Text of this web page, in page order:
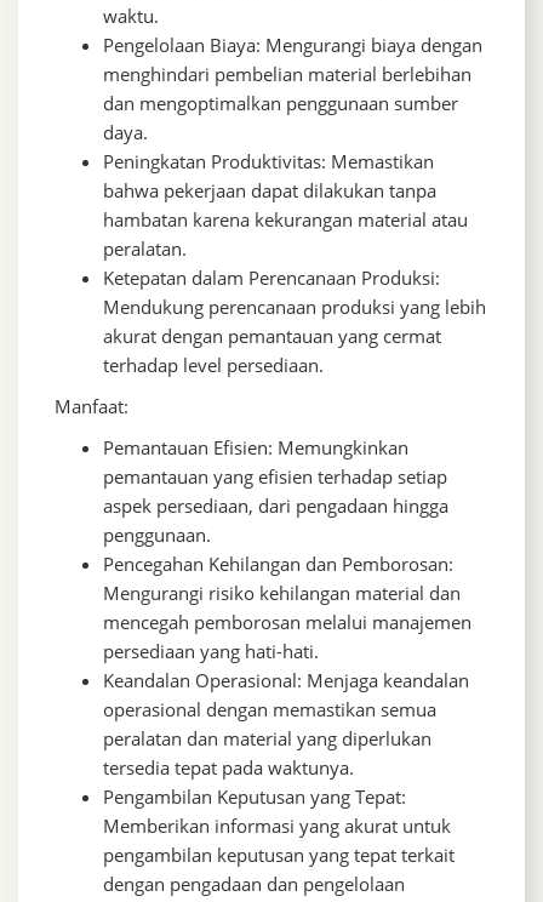
waktu.
Pengelolaan Biaya: Mengurangi biaya dengan
menghindari pembelian material berlebihan
dan mengoptimalkan penggunaan sumber
daya.
Peningkatan Produktivitas: Memastikan
bahwa pekerjaan dapat dilakukan tanpa
hambatan karena kekurangan material atau
peralatan.
Ketepatan dalam Perencanaan Produksi:
Mendukung perencanaan produksi yang lebih
akurat dengan pemantauan yang cermat
terhadap level persediaan.
Manfaat:
Pemantauan Efisien: Memungkinkan
pemantauan yang efisien terhadap setiap
aspek persediaan, dari pengadaan hingga
penggunaan.
Pencegahan Kehilangan dan Pemborosan:
Mengurangi risiko kehilangan material dan
mencegah pemborosan melalui manajemen
persediaan yang hati-hati.
Keandalan Operasional: Menjaga keandalan
operasional dengan memastikan semua
peralatan dan material yang diperlukan
tersedia tepat pada waktunya.
Pengambilan Keputusan yang Tepat:
Memberikan informasi yang akurat untuk
pengambilan keputusan yang tepat terkait
dengan pengadaan dan pengelolaan